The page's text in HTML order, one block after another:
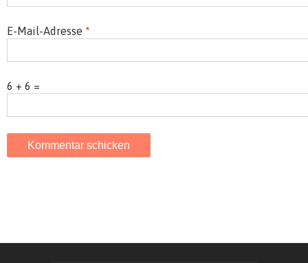
E-Mail-Adresse *
6 + 6 =